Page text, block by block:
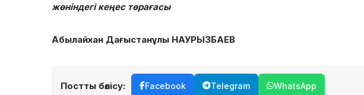
жөніндегі кеңес төрағасы
Абылайхан Дағыстанұлы НАУРЫЗБАЕВ
Постты бөлісу: Facebook Telegram WhatsApp